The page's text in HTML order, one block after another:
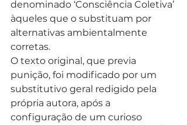
denominado ‘Consciência Coletiva’
àqueles que o substituam por
alternativas ambientalmente
corretas.
O texto original, que previa
punição, foi modificado por um
substitutivo geral redigido pela
própria autora, após a
configuração de um curioso